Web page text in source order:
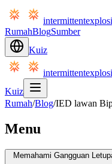
RumahBlogSumber
Kuiz
Kuiz
Rumah/Blog/IED lawan
Menu
Memahami Gangguan